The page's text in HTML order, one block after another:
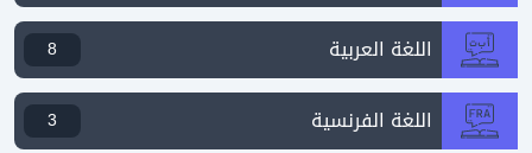
اللغة العربية 8
اللغة الفرنسية 3